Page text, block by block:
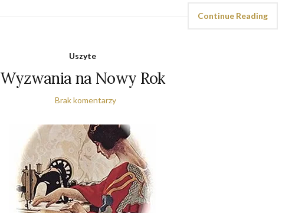
Continue Reading
Uszyte
Wyzwania na Nowy Rok
Brak komentarzy